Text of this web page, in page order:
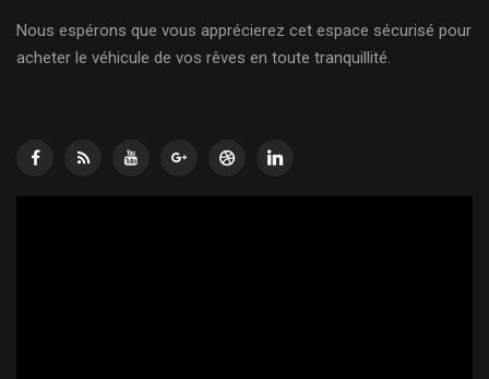
Nous espérons que vous apprécierez cet espace sécurisé pour
acheter le véhicule de vos rêves en toute tranquillité.